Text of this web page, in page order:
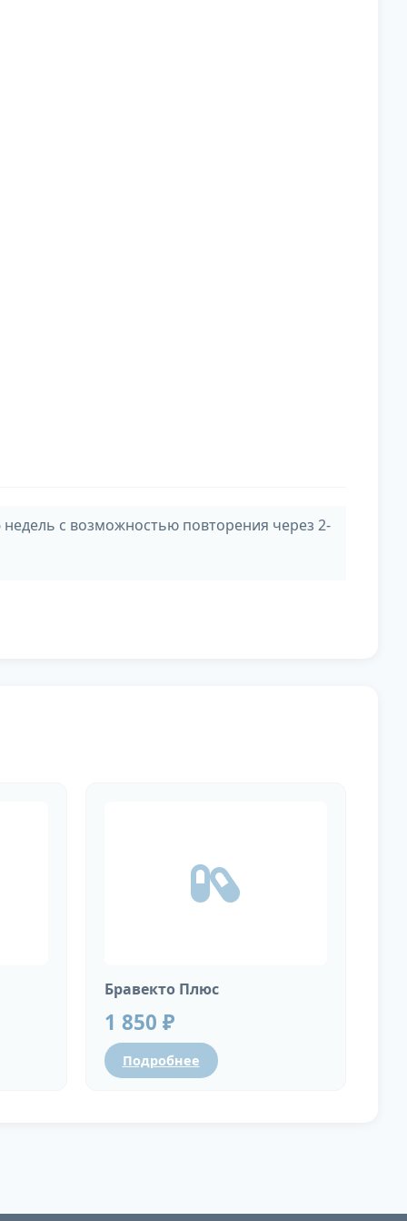
с возможностью повторения через 2-
Бравекто Плюс
1 850 ₽
Подробнее